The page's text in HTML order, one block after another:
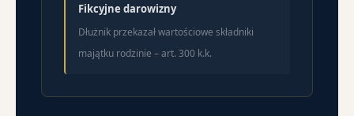
Fikcyjne darowizny
Dłużnik przekazał wartościowe składniki
majątku rodzinie – art. 300 k.k.